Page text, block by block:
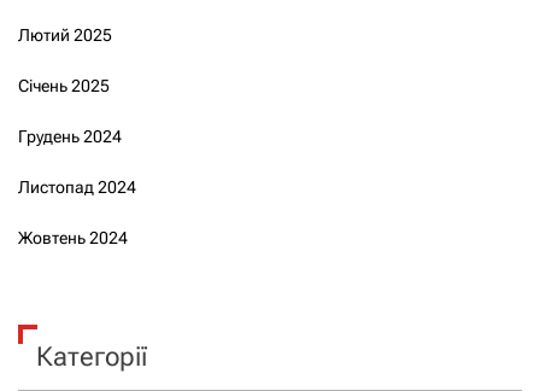
Лютий 2025
Січень 2025
Грудень 2024
Листопад 2024
Жовтень 2024
Категорії